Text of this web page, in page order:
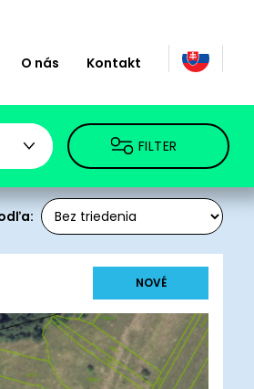
O nás Kontakt
FILTER
NOVÉ